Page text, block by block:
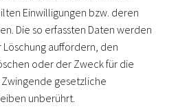
Einwilligungen bzw. deren
Die so erfassten Daten werden
Löschung auffordern, den
oder der Zweck für die
gesetzliche
unberührt.